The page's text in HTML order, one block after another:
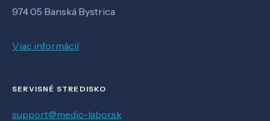
974 05 Banská Bystrica
Viac informácií
SERVISNÉ STREDISKO
support@medic-labor.sk